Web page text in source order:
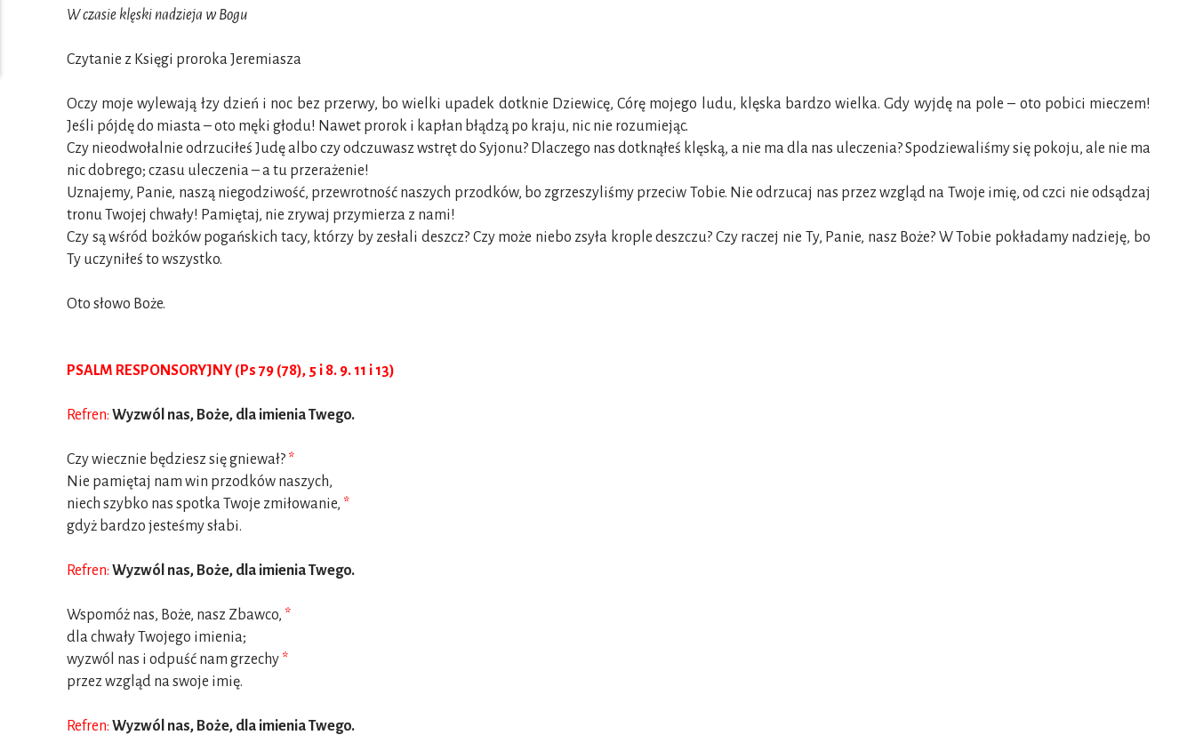
W czasie klęski nadzieja w Bogu
Czytanie z Księgi proroka Jeremiasza
Oczy moje wylewają łzy dzień i noc bez przerwy, bo wielki upadek dotknie Dziewicę, Córę mojego ludu, klęska bardzo wielka. Gdy wyjdę na pole – oto pobici mieczem!
Jeśli pójdę do miasta – oto męki głodu! Nawet prorok i kapłan błądzą po kraju, nic nie rozumiejąc.
Czy nieodwołalnie odrzuciłeś Judę albo czy odczuwasz wstręt do Syjonu? Dlaczego nas dotknąłeś klęską, a nie ma dla nas uleczenia? Spodziewaliśmy się pokoju, ale nie ma
nic dobrego; czasu uleczenia – a tu przerażenie!
Uznajemy, Panie, naszą niegodziwość, przewrotność naszych przodków, bo zgrzeszyliśmy przeciw Tobie. Nie odrzucaj nas przez wzgląd na Twoje imię, od czci nie odsądzaj
tronu Twojej chwały! Pamiętaj, nie zrywaj przymierza z nami!
Czy są wśród bożków pogańskich tacy, którzy by zesłali deszcz? Czy może niebo zsyła krople deszczu? Czy raczej nie Ty, Panie, nasz Boże? W Tobie pokładamy nadzieję, bo
Ty uczyniłeś to wszystko.
Oto słowo Boże.
PSALM RESPONSORYJNY (Ps 79 (78), 5 i 8. 9. 11 i 13)
Refren: Wyzwól nas, Boże, dla imienia Twego.
Czy wiecznie będziesz się gniewał? *
Nie pamiętaj nam win przodków naszych,
niech szybko nas spotka Twoje zmiłowanie, *
gdyż bardzo jesteśmy słabi.
Refren: Wyzwól nas, Boże, dla imienia Twego.
Wspomóż nas, Boże, nasz Zbawco, *
dla chwały Twojego imienia;
wyzwól nas i odpuść nam grzechy *
przez wzgląd na swoje imię.
Refren: Wyzwól nas, Boże, dla imienia Twego.